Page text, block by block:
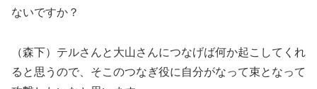
ないですか？
（森下）テルさんと大山さんにつなげば何か起こしてくれ
ると思うので、そこのつなぎ役に自分がなって束となって